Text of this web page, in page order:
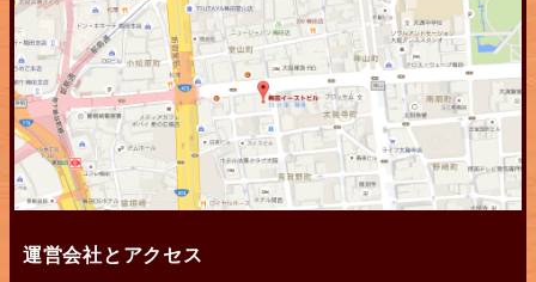
運営会社とアクセス